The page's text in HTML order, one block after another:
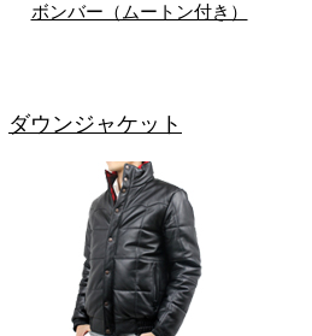
ボンバー（ムートン付き）
ダウンジャケット